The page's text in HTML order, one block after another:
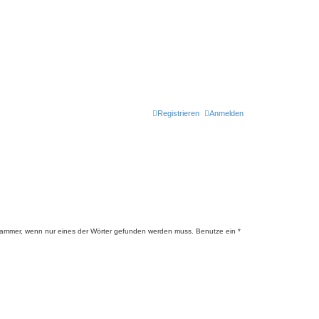
Anmelden
Registrieren
wenn nur eines der Wörter gefunden werden muss. Benutze ein *